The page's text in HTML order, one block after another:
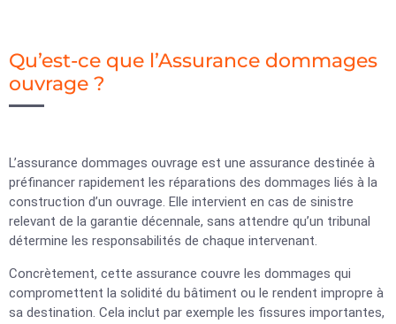
Qu’est-ce que l’Assurance dommages
ouvrage ?
L’assurance dommages ouvrage est une assurance destinée à
préfinancer rapidement les réparations des dommages liés à la
construction d’un ouvrage. Elle intervient en cas de sinistre
relevant de la garantie décennale, sans attendre qu’un tribunal
détermine les responsabilités de chaque intervenant.
Concrètement, cette assurance couvre les dommages qui
compromettent la solidité du bâtiment ou le rendent impropre à
sa destination. Cela inclut par exemple les fissures importantes,